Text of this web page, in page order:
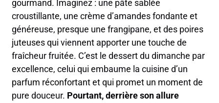
gourmand. Imaginez : une pâte sablée
croustillante, une crème d’amandes fondante et
généreuse, presque une frangipane, et des poires
juteuses qui viennent apporter une touche de
fraîcheur fruitée. C’est le dessert du dimanche par
excellence, celui qui embaume la cuisine d’un
parfum réconfortant et qui promet un moment de
pure douceur. Pourtant, derrière son allure